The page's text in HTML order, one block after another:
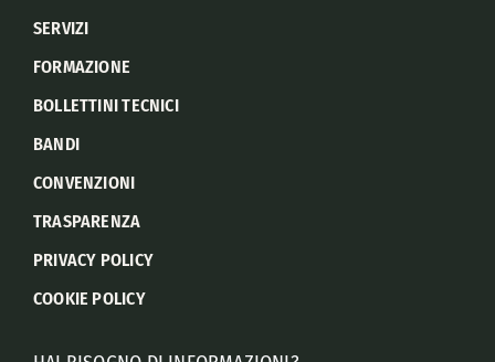
SERVIZI
FORMAZIONE
BOLLETTINI TECNICI
BANDI
CONVENZIONI
TRASPARENZA
PRIVACY POLICY
COOKIE POLICY